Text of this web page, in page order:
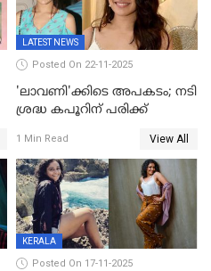
LATEST NEWS
Posted On 22-11-2025
'ലാവണി'ക്കിടെ അപകടം; നടി
ശ്രദ്ധ കപൂറിന് പരിക്ക്
1 Min Read View All
KERALA
Posted On 17-11-2025